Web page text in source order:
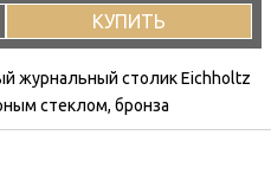
КУПИТЬ
журнальный столик Eichholtz
стеклом, бронза